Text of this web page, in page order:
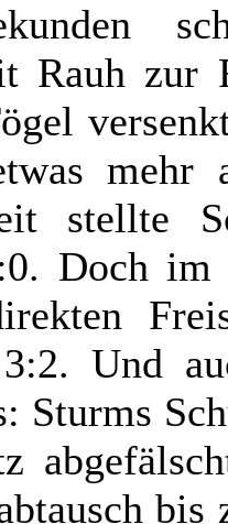
Rauh zur
stellte
Doch im
Und
Sturms
bis